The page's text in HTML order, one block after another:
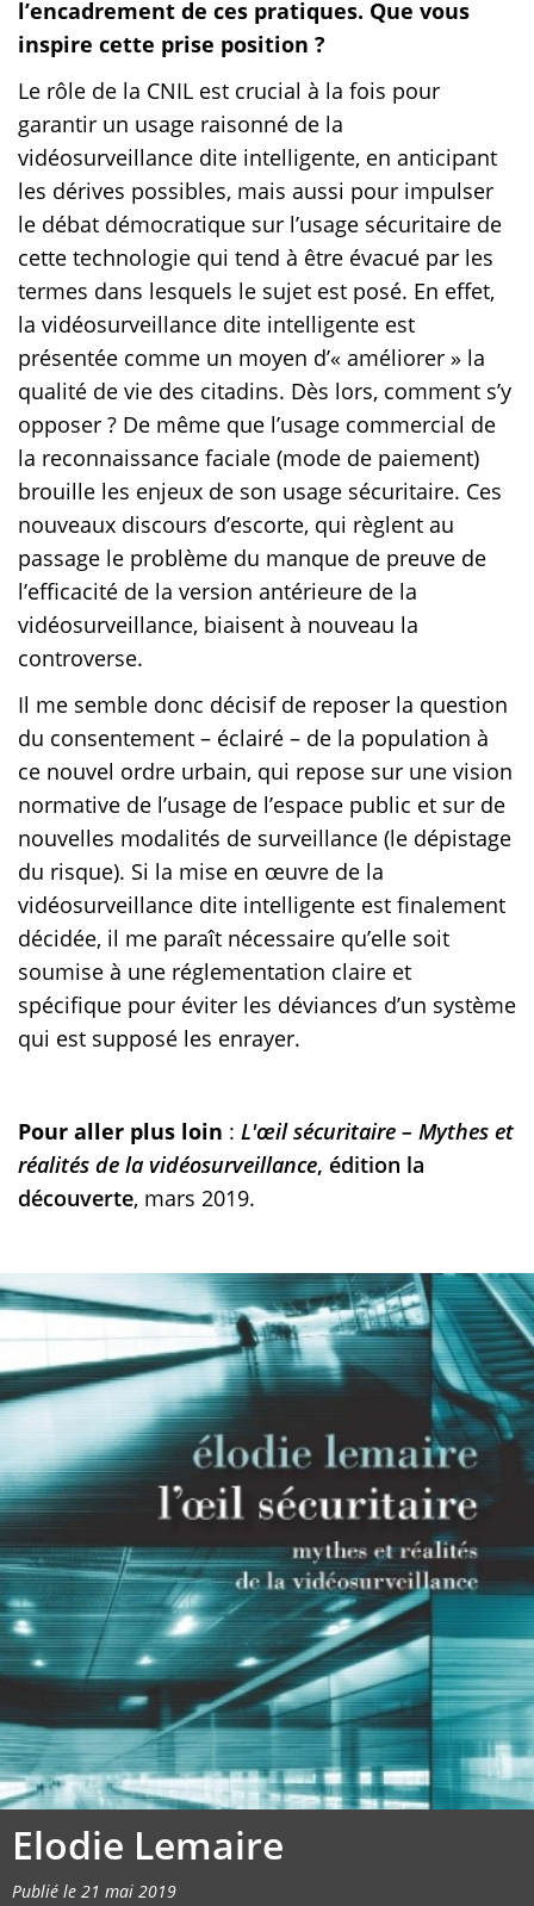
l’encadrement de ces pratiques. Que vous
inspire cette prise position ?
Le rôle de la CNIL est crucial à la fois pour
garantir un usage raisonné de la
vidéosurveillance dite intelligente, en anticipant
les dérives possibles, mais aussi pour impulser
le débat démocratique sur l’usage sécuritaire de
cette technologie qui tend à être évacué par les
termes dans lesquels le sujet est posé. En effet,
la vidéosurveillance dite intelligente est
présentée comme un moyen d’« améliorer » la
qualité de vie des citadins. Dès lors, comment s’y
opposer ? De même que l’usage commercial de
la reconnaissance faciale (mode de paiement)
brouille les enjeux de son usage sécuritaire. Ces
nouveaux discours d’escorte, qui règlent au
passage le problème du manque de preuve de
l’efficacité de la version antérieure de la
vidéosurveillance, biaisent à nouveau la
controverse.
Il me semble donc décisif de reposer la question
du consentement – éclairé – de la population à
ce nouvel ordre urbain, qui repose sur une vision
normative de l’usage de l’espace public et sur de
nouvelles modalités de surveillance (le dépistage
du risque). Si la mise en œuvre de la
vidéosurveillance dite intelligente est finalement
décidée, il me paraît nécessaire qu’elle soit
soumise à une réglementation claire et
spécifique pour éviter les déviances d’un système
qui est supposé les enrayer.
Pour aller plus loin : L'œil sécuritaire – Mythes et
réalités de la vidéosurveillance, édition la
découverte, mars 2019.
Elodie Lemaire
Publié le 21 mai 2019